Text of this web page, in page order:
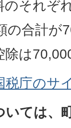
のそれぞ
の合計が
除は
税庁のサ
ては、